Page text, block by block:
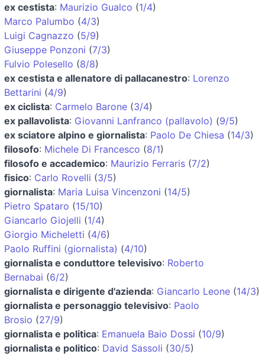
ex cestista: Maurizio Gualco (1/4)
Marco Palumbo (4/3)
Luigi Cagnazzo (5/9)
Giuseppe Ponzoni (7/3)
Fulvio Polesello (8/8)
ex cestista e allenatore di pallacanestro: Lorenzo
Bettarini (4/9)
ex ciclista: Carmelo Barone (3/4)
ex pallavolista: Giovanni Lanfranco (pallavolo) (9/5)
ex sciatore alpino e giornalista: Paolo De Chiesa (14/3)
filosofo: Michele Di Francesco (8/1)
filosofo e accademico: Maurizio Ferraris (7/2)
fisico: Carlo Rovelli (3/5)
giornalista: Maria Luisa Vincenzoni (14/5)
Pietro Spataro (15/10)
Giancarlo Giojelli (1/4)
Giorgio Micheletti (4/6)
Paolo Ruffini (giornalista) (4/10)
giornalista e conduttore televisivo: Roberto
Bernabai (6/2)
giornalista e dirigente d'azienda: Giancarlo Leone (14/3)
giornalista e personaggio televisivo: Paolo
Brosio (27/9)
giornalista e politica: Emanuela Baio Dossi (10/9)
giornalista e politico: David Sassoli (30/5)